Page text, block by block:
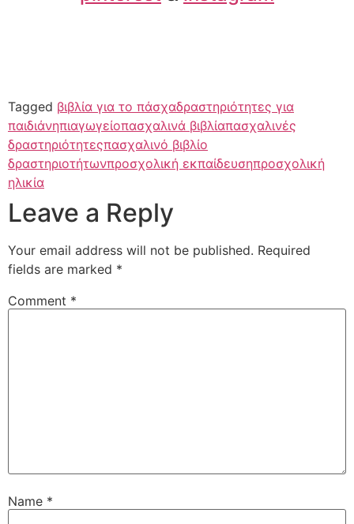
Tagged βιβλία για το πάσχαδραστηριότητες για
παιδιάνηπιαγωγείοπασχαλινά βιβλίαπασχαλινές
δραστηριότητεςπασχαλινό βιβλίο
δραστηριοτήτωνπροσχολική εκπαίδευσηπροσχολική
ηλικία
Leave a Reply
Your email address will not be published. Required
fields are marked *
Comment *
Name *